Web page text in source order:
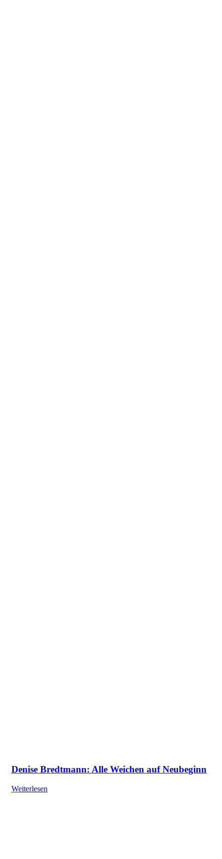
Denise Bredtmann: Alle Weichen auf Neubeginn
Weiterlesen